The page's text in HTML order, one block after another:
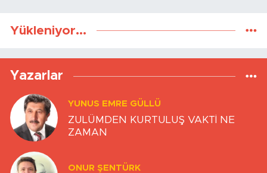
Yükleniyor...
Yazarlar
YUNUS EMRE GÜLLÜ
ZULÜMDEN KURTULUŞ VAKTİ NE
ZAMAN
ONUR ŞENTÜRK